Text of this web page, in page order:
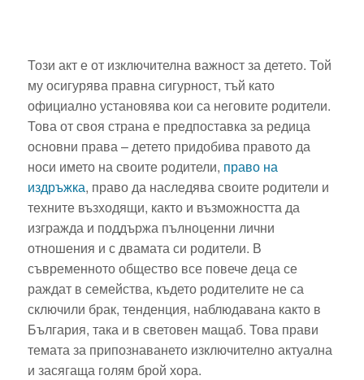
Този акт е от изключителна важност за детето. Той
му осигурява правна сигурност, тъй като
официално установява кои са неговите родители.
Това от своя страна е предпоставка за редица
основни права – детето придобива правото да
носи името на своите родители, право на
издръжка, право да наследява своите родители и
техните възходящи, както и възможността да
изгражда и поддържа пълноценни лични
отношения и с двамата си родители. В
съвременното общество все повече деца се
раждат в семейства, където родителите не са
сключили брак, тенденция, наблюдавана както в
България, така и в световен мащаб. Това прави
темата за припознаването изключително актуална
и засягаща голям брой хора.